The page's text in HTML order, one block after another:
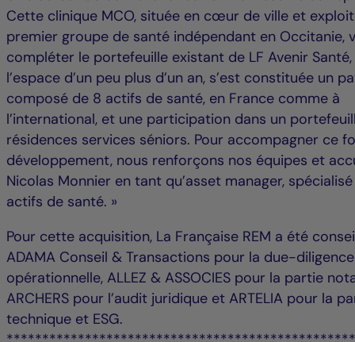
Cette clinique MCO, située en cœur de ville et
premier groupe de santé indépendant en Occitanie,
compléter le portefeuille existant de LF Avenir
l’espace d’un peu plus d’un an, s’est constituée un
composé de 8 actifs de santé, en France comme à
l’international, et une participation dans un
résidences services séniors. Pour accompagner ce
développement, nous renforçons nos équipes et
Nicolas Monnier en tant qu’asset manager,
actifs de santé. »
Pour cette acquisition, La Française REM a été
ADAMA Conseil & Transactions pour la due-diligence
opérationnelle, ALLEZ & ASSOCIES pour la partie
ARCHERS pour l’audit juridique et ARTELIA pour la
technique et ESG.